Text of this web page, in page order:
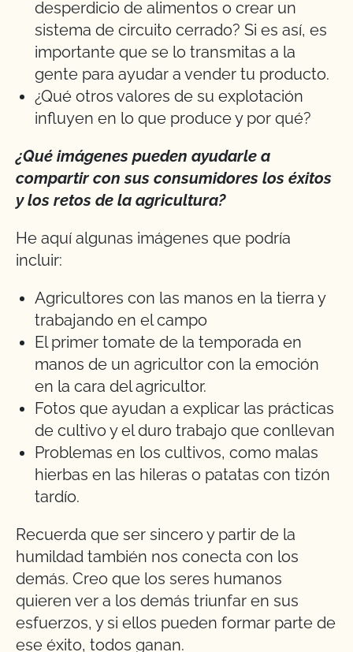
desperdicio de alimentos o crear un
sistema de circuito cerrado? Si es así, es
importante que se lo transmitas a la
gente para ayudar a vender tu producto.
¿Qué otros valores de su explotación
influyen en lo que produce y por qué?
¿Qué imágenes pueden ayudarle a
compartir con sus consumidores los éxitos
y los retos de la agricultura?
He aquí algunas imágenes que podría
incluir:
Agricultores con las manos en la tierra y
trabajando en el campo
El primer tomate de la temporada en
manos de un agricultor con la emoción
en la cara del agricultor.
Fotos que ayudan a explicar las prácticas
de cultivo y el duro trabajo que conllevan
Problemas en los cultivos, como malas
hierbas en las hileras o patatas con tizón
tardío.
Recuerda que ser sincero y partir de la
humildad también nos conecta con los
demás. Creo que los seres humanos
quieren ver a los demás triunfar en sus
esfuerzos, y si ellos pueden formar parte de
ese éxito, todos ganan.